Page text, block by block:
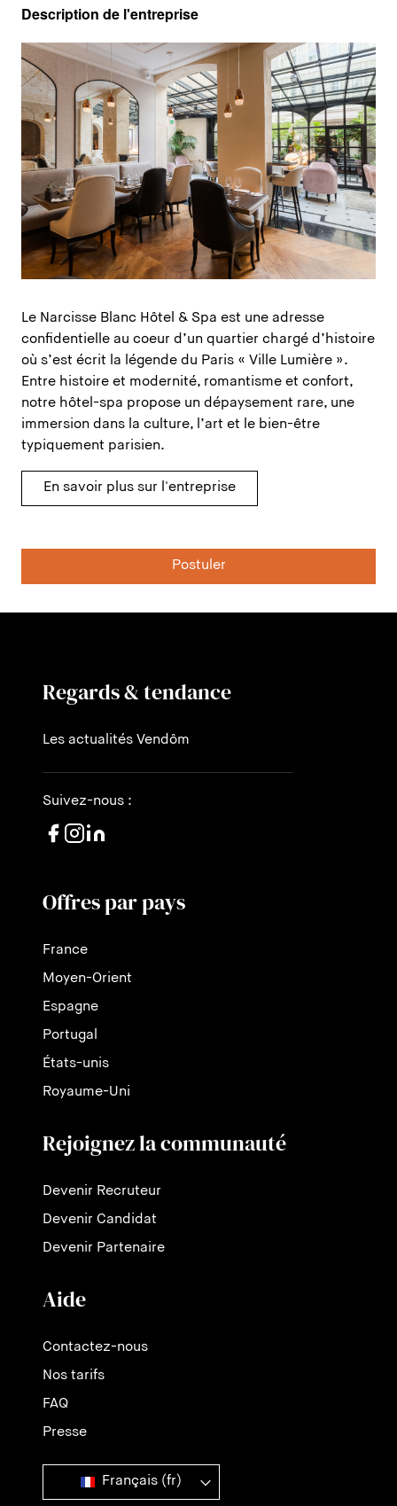
Description de l'entreprise
Le Narcisse Blanc Hôtel & Spa est une adresse
confidentielle au coeur d’un quartier chargé d’histoire
où s’est écrit la légende du Paris « Ville Lumière ». ‍
Entre histoire et modernité, romantisme et confort,
notre hôtel-spa propose un dépaysement rare, une
immersion dans la culture, l’art et le bien-être
typiquement parisien.
En savoir plus sur l'entreprise
Postuler
Regards & tendance
Les actualités Vendôm
Suivez-nous :
Offres par pays
France
Moyen-Orient
Espagne
Portugal
États-unis
Royaume-Uni
Rejoignez la communauté
Devenir Recruteur
Devenir Candidat
Devenir Partenaire
Aide
Contactez-nous
Nos tarifs
FAQ
Presse
Français (fr)